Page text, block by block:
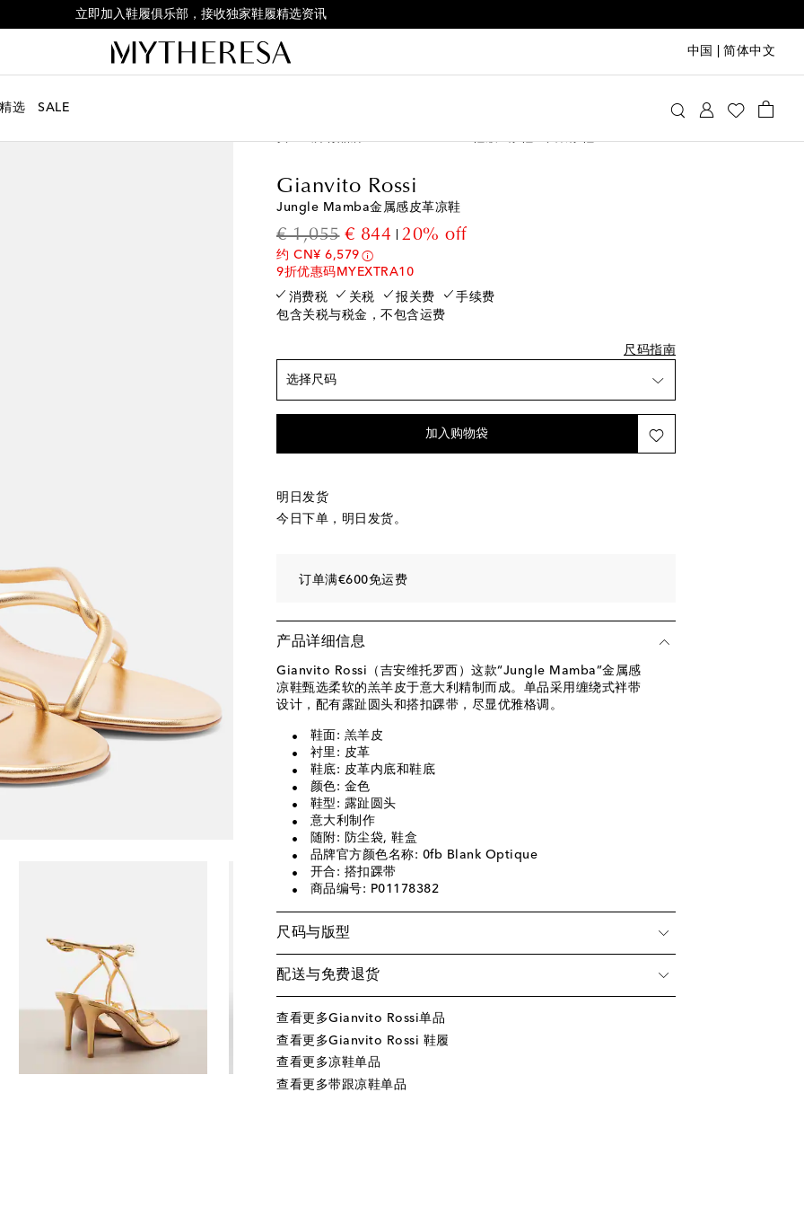
立即加入鞋履俱乐部，接收独家鞋履精选资讯
中国 简体中文
选 SALE
Gianvito Rossi
Jungle Mamba金属感皮革凉鞋
€ 1,055original price
€ 844discount price
20% off
约 CN¥ 6,579
9折优惠码MYEXTRA10
消费税
关税 报关费
手续费
包含关税与税金，不包含运费
尺码指南
选择尺码
EU 35 / CN 35 最后一件
EU 36 / CN 36 最后一件
EU 36.5 / CN 36.5 添加至心愿单
EU 37 / CN 37 添加至心愿单
EU 37.5 / CN 37.5 添加至心愿单
EU 38 / CN 38 添加至心愿单
EU 40 / CN 40
EU 40.5 / CN 40.5 添加至心愿单
添加至心愿单
加入购物袋
明日发货
今日下单，明日发货。
订单满€600免运费
产品详细信息
Gianvito Rossi（吉安维托罗西）这款“Jungle Mamba”金属感
凉鞋甄选柔软的羔羊皮于意大利精制而成。单品采用缠绕式袢带
设计，配有露趾圆头和搭扣踝带，尽显优雅格调。
鞋面: 羔羊皮
衬里: 皮革
鞋底: 皮革内底和鞋底
颜色: 金色
鞋型: 露趾圆头
意大利制作
随附: 防尘袋, 鞋盒
品牌官方颜色名称: 0fb Blank Optique
开合: 搭扣踝带
商品编号: P01178382
尺码与版型
配送与免费退货
查看更多Gianvito Rossi单品
查看更多Gianvito Rossi 鞋履
查看更多凉鞋单品
查看更多带跟凉鞋单品